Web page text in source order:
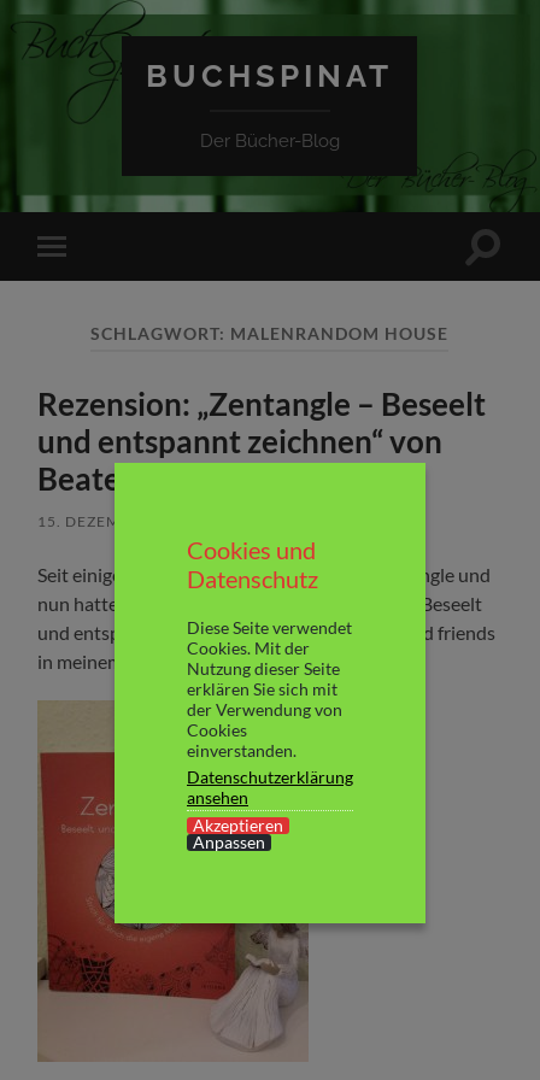
BUCHSPINAT
Der Bücher-Blog
Mobile-
Menü
SCHLAGWORT: MALENRANDOM HOUSE
Rezension: „Zentangle – Beseelt
und entspannt zeichnen“ von
Beate Winkerl and friends
15. DEZEMBER 2017
Seit einiger Zeit interessiere ich mich für Zentangle und
nun hatte ich vor einiger Zeit das „Zentangle – Beseelt
und entspannt zeichnen“ von Beate Winkler and friends
in meinem Postfach.
Cookies und
Datenschutz
Diese Seite verwendet
Cookies. Mit der
Nutzung dieser Seite
erklären Sie sich mit
der Verwendung von
Cookies
einverstanden.
Datenschutzerklärung
ansehen
Akzeptieren
Anpassen